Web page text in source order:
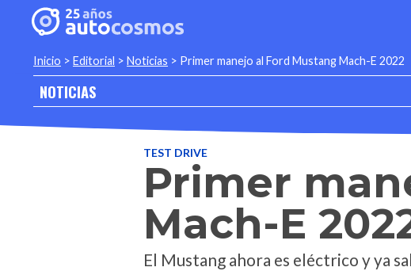
Inicio > Editorial > Noticias > Primer manejo al Ford Mustang Mach-E 2022
NOTICIAS
TEST DRIVE
Primer
Mach-E
El Mustang ahora es eléctrico y ya